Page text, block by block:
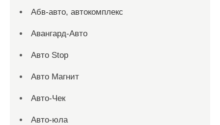
Абв-авто, автокомплекс
Авангард-Авто
Авто Stop
Авто Магнит
Авто-Чек
Авто-юла